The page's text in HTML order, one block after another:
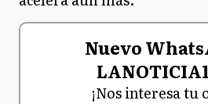
Nuevo
¡Nos interesa tu